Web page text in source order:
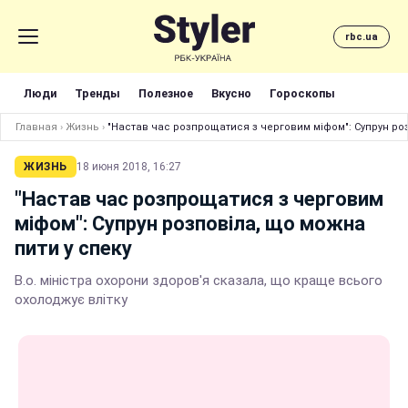
rbc.ua
Люди Тренды Полезное Вкусно Гороскопы
Главная › Жизнь › "Настав час розпрощатися з черговим міфом": Супрун
ЖИЗНЬ 18 июня 2018, 16:27
"Настав час розпрощатися з черговим
міфом": Супрун розповіла, що можна
пити у спеку
В.о. міністра охорони здоров'я сказала, що краще всього
охолоджує влітку